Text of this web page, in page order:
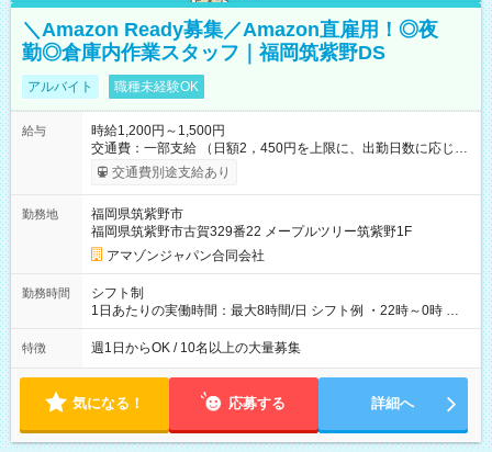
＼Amazon Ready募集／Amazon直雇用！◎夜
勤◎倉庫内作業スタッフ｜福岡筑紫野DS
アルバイト 職種未経験OK
給与
時給1,200円～1,500円
交通費：一部支給 （日額2，450円を上限に、出勤日数に応じて
実費支給） ※22:00～翌5:00までは時給25%UP！ ■給与前払い
制度あり ※前払い額の上限あり、手数料無料（Amazon負担）
交通費別途支給あり
勤務地
福岡県筑紫野市
福岡県筑紫野市古賀329番22 メープルツリー筑紫野1F
アマゾンジャパン合同会社
勤務時間
シフト制
1日あたりの実働時間：最大8時間/日 シフト例 ・22時～0時 入
社後、就業可能シフトをご確認の上、申請してください。
特徴 週1日からOK / 10名以上の大量募集
気になる！ 応募する 詳細へ